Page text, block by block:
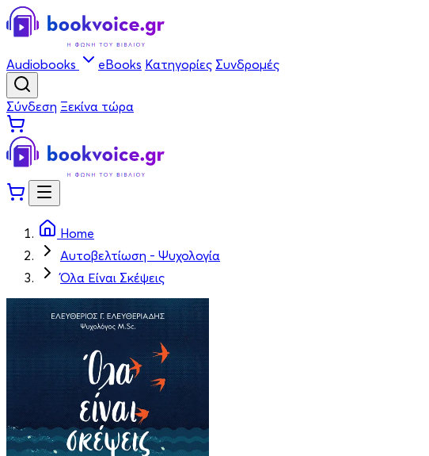
Audiobooks eBooks Κατηγορίες Συνδρομές
Σύνδεση Ξεκίνα τώρα
Home
Αυτοβελτίωση - Ψυχολογία
Όλα Είναι Σκέψεις